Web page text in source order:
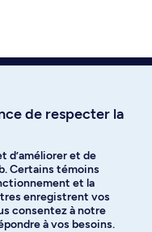
en
cette discipline
de respecter la
d’améliorer et de
Certains témoins
et la
enregistrent vos
consentez à notre
à vos besoins.